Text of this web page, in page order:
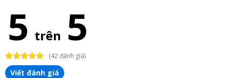
5 trên 5
(42 đánh giá)
Viết đánh giá